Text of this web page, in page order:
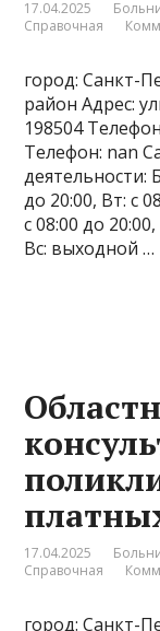
17.04.2025
Справочная
город: Санкт-
район Адрес:
198504
Телефон: nan
деятельности:
до 20:00, Вт: с
с 08:00 до
Вс: выходной …
17.04.2025
Справочная
город: Санкт-